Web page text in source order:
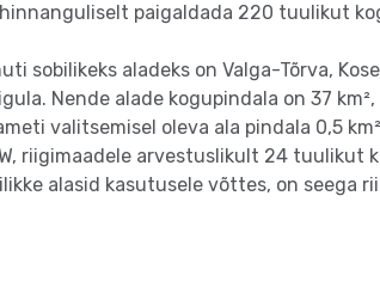
paigaldada 220 tuulikut
sobilikeks aladeks on Valga-Tõrva,
Nende alade kogupindala on 37
valitsemisel oleva ala pindala 0,5
riigimaadele arvestuslikult 24 tuulikut
alasid kasutusele võttes, on seega